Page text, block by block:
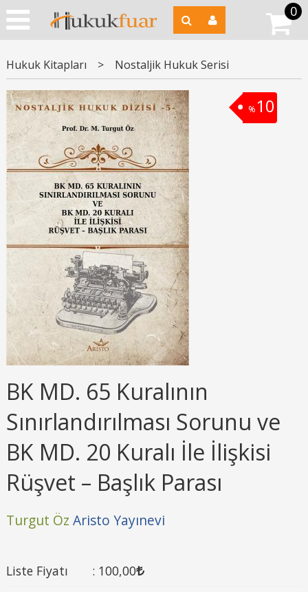
0
Hukuk Kitapları > Nostaljik Hukuk Serisi
%10
BK MD. 65 Kuralının
Sınırlandırılması Sorunu ve
BK MD. 20 Kuralı İle İlişkisi
Rüşvet – Başlık Parası
Turgut Öz Aristo Yayınevi
Liste Fiyatı : 100,00